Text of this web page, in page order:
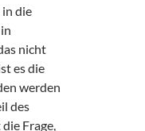
in die
nicht
es die
werden
des
Frage,